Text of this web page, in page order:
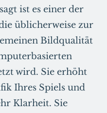
ist es einer der
üblicherweise zur
Bildqualität
wird. Sie erhöht
Ihres Spiels und
Klarheit. Sie